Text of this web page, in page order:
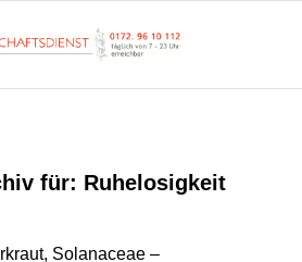
für: Ruhelosigkeit
Solanaceae –